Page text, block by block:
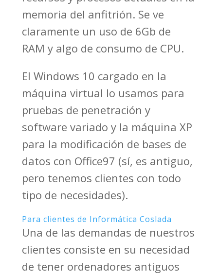
memoria del anfitrión. Se ve
claramente un uso de 6Gb de
RAM y algo de consumo de CPU.
El Windows 10 cargado en la
máquina virtual lo usamos para
pruebas de penetración y
software variado y la máquina XP
para la modificación de bases de
datos con Office97 (sí, es antiguo,
pero tenemos clientes con todo
tipo de necesidades).
Para clientes de Informática Coslada
Una de las demandas de nuestros
clientes consiste en su necesidad
de tener ordenadores antiguos